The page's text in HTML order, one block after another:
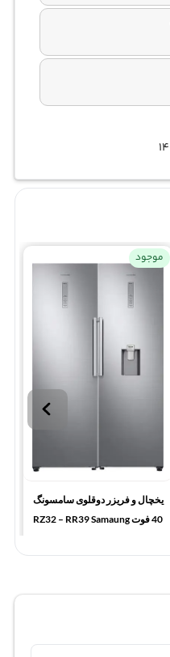
موجود
یخچال و فریزر دوقلوی سامسونگ
40 فوت RZ32 – RR39 Samaung
325.490.000تومان